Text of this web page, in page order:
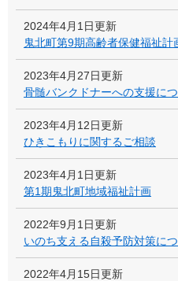
2024年4月1日更新
鬼北町第9期高齢者保健福祉
2023年4月27日更新
骨髄バンクドナーへの支援に
2023年4月12日更新
ひきこもりに関するご相談
2023年4月1日更新
第1期鬼北町地域福祉計画
2022年9月1日更新
いのち支える自殺予防対策に
2022年4月15日更新